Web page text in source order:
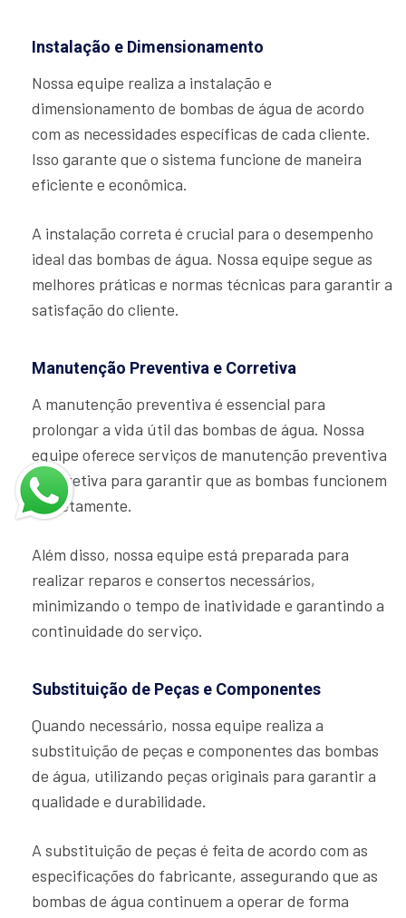
Instalação e Dimensionamento
Nossa equipe realiza a instalação e
dimensionamento de bombas de água de acordo
com as necessidades específicas de cada cliente.
Isso garante que o sistema funcione de maneira
eficiente e econômica.
A instalação correta é crucial para o desempenho
ideal das bombas de água. Nossa equipe segue as
melhores práticas e normas técnicas para garantir a
satisfação do cliente.
Manutenção Preventiva e Corretiva
A manutenção preventiva é essencial para
prolongar a vida útil das bombas de água. Nossa
equipe oferece serviços de manutenção preventiva
e corretiva para garantir que as bombas funcionem
corretamente.
Além disso, nossa equipe está preparada para
realizar reparos e consertos necessários,
minimizando o tempo de inatividade e garantindo a
continuidade do serviço.
Substituição de Peças e Componentes
Quando necessário, nossa equipe realiza a
substituição de peças e componentes das bombas
de água, utilizando peças originais para garantir a
qualidade e durabilidade.
A substituição de peças é feita de acordo com as
especificações do fabricante, assegurando que as
bombas de água continuem a operar de forma